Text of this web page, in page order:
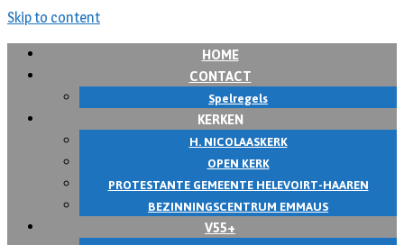
Skip to content
HOME
CONTACT
Spelregels
KERKEN
H. NICOLAASKERK
OPEN KERK
PROTESTANTE GEMEENTE HELEVOIRT-HAAREN
BEZINNINGSCENTRUM EMMAUS
V55+